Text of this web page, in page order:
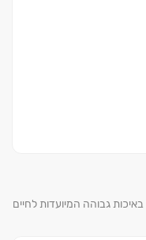
גבוהה המיועדות לחיים